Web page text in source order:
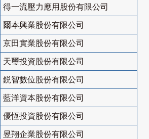
得一流壓力應用股份有限公司
爾本興業股份有限公司
京田實業股份有限公司
天璽投資股份有限公司
鋭智數位股份有限公司
藍洋資本股份有限公司
優恆投資股份有限公司
昱翔企業股份有限公司